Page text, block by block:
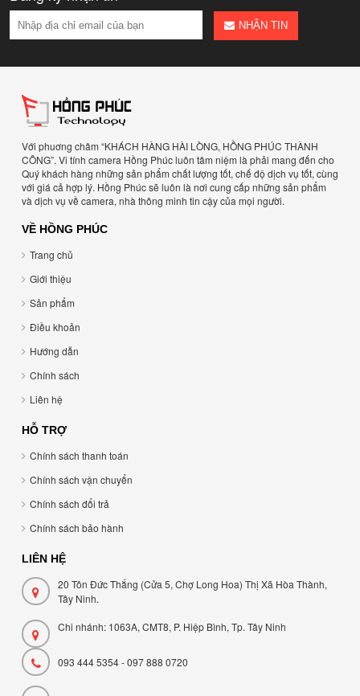
NHẬN TIN
Với phuơng châm “KHÁCH HÀNG HÀI LÒNG, HỒNG PHÚC THÀNH
CÔNG”. Vi tính camera Hồng Phúc luôn tâm niệm là phải mang đến cho
Quý khách hàng những sản phẩm chất lượng tốt, chế độ dịch vụ tốt, cùng
với giá cả hợp lý. Hồng Phúc sẽ luôn là nơi cung cấp những sản phẩm
và dịch vụ về camera, nhà thông minh tin cậy của mọi người.
VỀ HỒNG PHÚC
Trang chủ
Giới thiệu
Sản phẩm
Điều khoản
Hướng dẫn
Chính sách
Liên hệ
HỖ TRỢ
Chính sách thanh toán
Chính sách vận chuyển
Chính sách đổi trả
Chính sách bảo hành
LIÊN HỆ
20 Tôn Đức Thắng (Cửa 5, Chợ Long Hoa) Thị Xã Hòa Thành,
Tây Ninh.
Chi nhánh: 1063A, CMT8, P. Hiệp Bình, Tp. Tây Ninh
093 444 5354 - 097 888 0720